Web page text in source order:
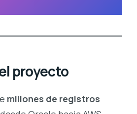
proyecto
millones de registros